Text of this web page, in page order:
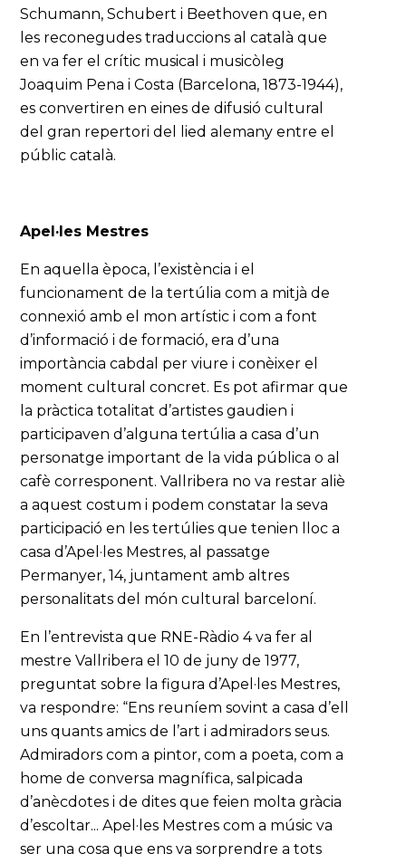
Schumann, Schubert i Beethoven que, en
les reconegudes traduccions al català que
en va fer el crític musical i musicòleg
Joaquim Pena i Costa (Barcelona, 1873-1944),
es convertiren en eines de difusió cultural
del gran repertori del lied alemany entre el
públic català.
Apel·les Mestres
En aquella època, l’existència i el
funcionament de la tertúlia com a mitjà de
connexió amb el mon artístic i com a font
d’informació i de formació, era d’una
importància cabdal per viure i conèixer el
moment cultural concret. Es pot afirmar que
la pràctica totalitat d’artistes gaudien i
participaven d’alguna tertúlia a casa d’un
personatge important de la vida pública o al
cafè corresponent. Vallribera no va restar aliè
a aquest costum i podem constatar la seva
participació en les tertúlies que tenien lloc a
casa d’Apel·les Mestres, al passatge
Permanyer, 14, juntament amb altres
personalitats del món cultural barceloní.
En l’entrevista que RNE-Ràdio 4 va fer al
mestre Vallribera el 10 de juny de 1977,
preguntat sobre la figura d’Apel·les Mestres,
va respondre: “Ens reuníem sovint a casa d’ell
uns quants amics de l’art i admiradors seus.
Admiradors com a pintor, com a poeta, com a
home de conversa magnífica, salpicada
d’anècdotes i de dites que feien molta gràcia
d’escoltar... Apel·les Mestres com a músic va
ser una cosa que ens va sorprendre a tots